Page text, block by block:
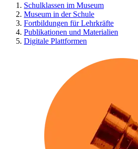
Schulklassen im Museum
Museum in der Schule
Fortbildungen für Lehrkräfte
Publikationen und Materialien
Digitale Plattformen